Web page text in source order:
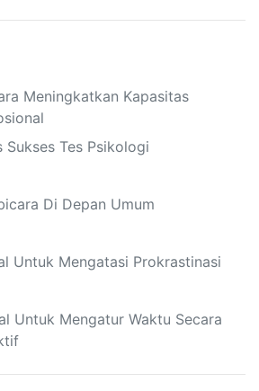
Meningkatkan Kapasitas
Sukses Tes Psikologi
Di Depan Umum
Untuk Mengatasi Prokrastinasi
Untuk Mengatur Waktu Secara